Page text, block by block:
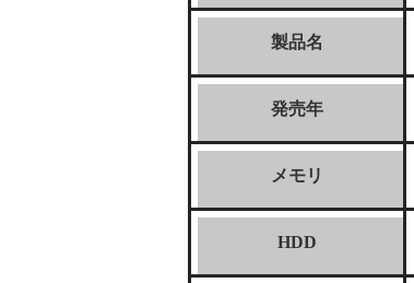
製品名
発売年
メモリ
HDD